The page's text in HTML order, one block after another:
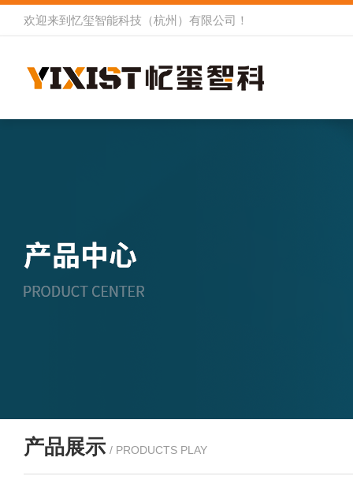
欢迎来到 忆玺智能科技（杭州）有限公司 ！
产品展示 / PRODUCTS PLAY